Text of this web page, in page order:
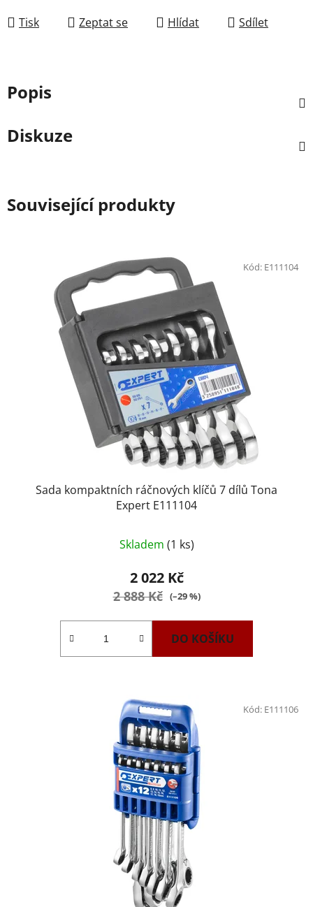
Tisk Zeptat se Hlídat Sdílet
Popis
Diskuze
Související produkty
Sada kompaktních ráčnových klíčů 7 dílů Tona
Expert E111104
Skladem (1 ks)
2 022 Kč
2 888 Kč (–29 %)
DO KOŠÍKU
Kód: E111104
Kód: E111106